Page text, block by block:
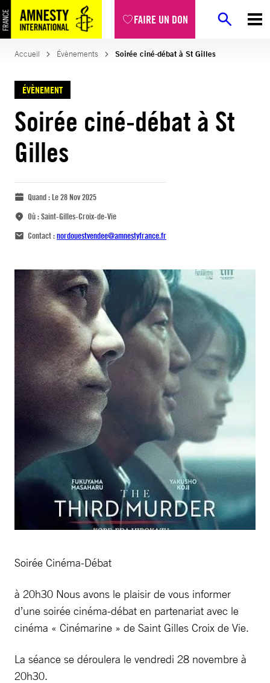
FAIRE UN DON
Accueil Évènements Soirée ciné-débat à St Gilles
ÉVÈNEMENT
Soirée ciné-débat à St
Gilles
Quand :Le 28 Nov 2025
Où :Saint-Gilles-Croix-de-Vie
Contact :nordouestvendee@amnestyfrance.fr
Soirée Cinéma-Débat
à 20h30 Nous avons le plaisir de vous informer
d’une soirée cinéma-débat en partenariat avec le
cinéma « Cinémarine » de Saint Gilles Croix de Vie.
La séance se déroulera le vendredi 28 novembre à
20h30.